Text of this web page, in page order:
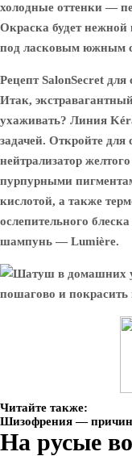
холодные оттенки —
Окраска будет нежной
под ласковым южным
Рецепт SalonSecret
Итак,
ухаживать? Линия
задачей. Откройте
нейтрализатор
пурпурными
кислотой, а также
ослепительного
шампунь — Lumière.
Читайте также:
Шизофрения —
На русые